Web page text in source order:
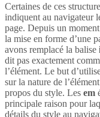
Certaines de ces
indiquent au navigateur
page. Depuis un
la mise en forme d’une
avons remplacé la balise
dit pas exactement
l’élément. Le but
sur la nature de
propos du style. Les em
principale raison pour
détails du style au